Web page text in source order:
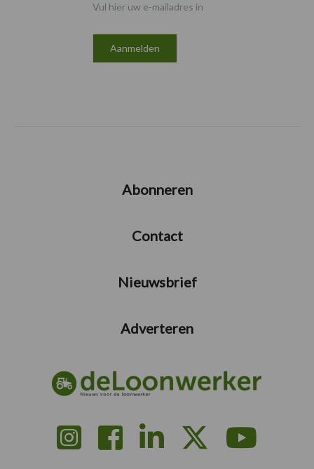
Vul hier uw e-mailadres in
Abonneren
Contact
Nieuwsbrief
Adverteren